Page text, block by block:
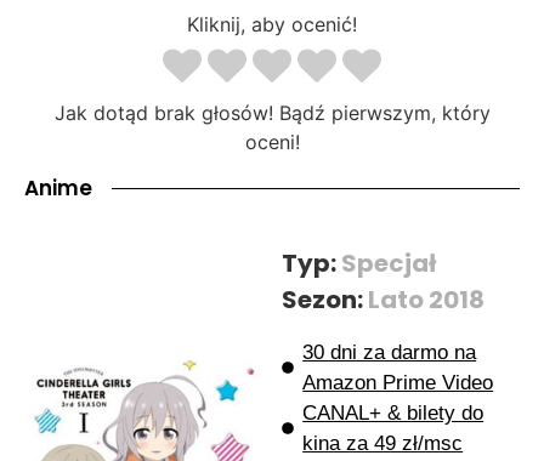
Kliknij, aby ocenić!
Jak dotąd brak głosów! Bądź pierwszym, który
oceni!
Anime
Typ:Specjał
Sezon:Lato 2018
30 dni za darmo na
Amazon Prime Video
CANAL+ & bilety do
kina za 49 zł/msc